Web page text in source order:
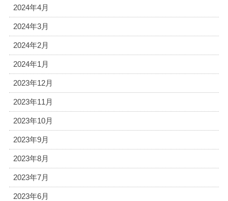
2024年4月
2024年3月
2024年2月
2024年1月
2023年12月
2023年11月
2023年10月
2023年9月
2023年8月
2023年7月
2023年6月